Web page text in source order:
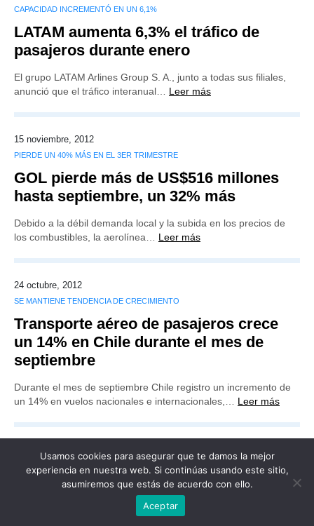
CAPACIDAD INCREMENTÓ EN UN 6,1%
LATAM aumenta 6,3% el tráfico de
pasajeros durante enero
El grupo LATAM Arlines Group S. A., junto a todas sus filiales,
anunció que el tráfico interanual… Leer más
15 noviembre, 2012
PIERDE UN 40% MÁS EN EL 3ER TRIMESTRE
GOL pierde más de US$516 millones
hasta septiembre, un 32% más
Debido a la débil demanda local y la subida en los precios de
los combustibles, la aerolínea… Leer más
24 octubre, 2012
SE MANTIENE TENDENCIA DE CRECIMIENTO
Transporte aéreo de pasajeros crece
un 14% en Chile durante el mes de
septiembre
Durante el mes de septiembre Chile registro un incremento de
un 14% en vuelos nacionales e internacionales,… Leer más
Usamos cookies para asegurar que te damos la mejor
experiencia en nuestra web. Si continúas usando este sitio,
asumiremos que estás de acuerdo con ello.
Aceptar
Publicidad Redacción Contacto
Todos los derechos reservados
Grupo Preferente